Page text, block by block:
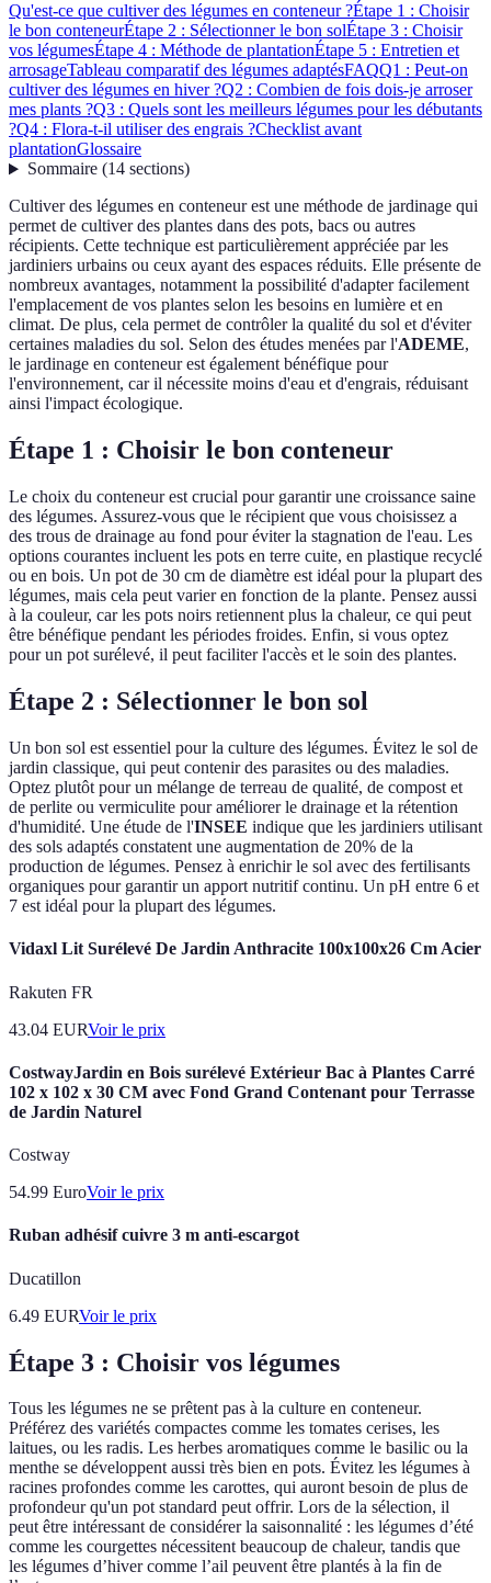
Qu'est-ce que cultiver des légumes en conteneur ?Étape 1 : Choisir
le bon conteneurÉtape 2 : Sélectionner le bon solÉtape 3 : Choisir
vos légumesÉtape 4 : Méthode de plantationÉtape 5 : Entretien et
arrosageTableau comparatif des légumes adaptésFAQQ1 : Peut-on
cultiver des légumes en hiver ?Q2 : Combien de fois dois-je arroser
mes plants ?Q3 : Quels sont les meilleurs légumes pour les débutants
?Q4 : Flora-t-il utiliser des engrais ?Checklist avant
plantationGlossaire
Sommaire(14 sections)
Cultiver des légumes en conteneur est une méthode de jardinage qui
permet de cultiver des plantes dans des pots, bacs ou autres
récipients. Cette technique est particulièrement appréciée par les
jardiniers urbains ou ceux ayant des espaces réduits. Elle présente de
nombreux avantages, notamment la possibilité d'adapter facilement
l'emplacement de vos plantes selon les besoins en lumière et en
climat. De plus, cela permet de contrôler la qualité du sol et d'éviter
certaines maladies du sol. Selon des études menées par l'ADEME,
le jardinage en conteneur est également bénéfique pour
l'environnement, car il nécessite moins d'eau et d'engrais, réduisant
ainsi l'impact écologique.
Étape 1 : Choisir le bon conteneur
Le choix du conteneur est crucial pour garantir une croissance saine
des légumes. Assurez-vous que le récipient que vous choisissez a
des trous de drainage au fond pour éviter la stagnation de l'eau. Les
options courantes incluent les pots en terre cuite, en plastique recyclé
ou en bois. Un pot de 30 cm de diamètre est idéal pour la plupart des
légumes, mais cela peut varier en fonction de la plante. Pensez aussi
à la couleur, car les pots noirs retiennent plus la chaleur, ce qui peut
être bénéfique pendant les périodes froides. Enfin, si vous optez
pour un pot surélevé, il peut faciliter l'accès et le soin des plantes.
Étape 2 : Sélectionner le bon sol
Un bon sol est essentiel pour la culture des légumes. Évitez le sol de
jardin classique, qui peut contenir des parasites ou des maladies.
Optez plutôt pour un mélange de terreau de qualité, de compost et
de perlite ou vermiculite pour améliorer le drainage et la rétention
d'humidité. Une étude de l'INSEE indique que les jardiniers utilisant
des sols adaptés constatent une augmentation de 20% de la
production de légumes. Pensez à enrichir le sol avec des fertilisants
organiques pour garantir un apport nutritif continu. Un pH entre 6 et
7 est idéal pour la plupart des légumes.
Vidaxl Lit Surélevé De Jardin Anthracite 100x100x26 Cm Acier
Rakuten FR
43.04 EURVoir le prix
CostwayJardin en Bois surélevé Extérieur Bac à Plantes Carré
102 x 102 x 30 CM avec Fond Grand Contenant pour Terrasse
de Jardin Naturel
Costway
54.99 EuroVoir le prix
Ruban adhésif cuivre 3 m anti-escargot
Ducatillon
6.49 EURVoir le prix
Étape 3 : Choisir vos légumes
Tous les légumes ne se prêtent pas à la culture en conteneur.
Préférez des variétés compactes comme les tomates cerises, les
laitues, ou les radis. Les herbes aromatiques comme le basilic ou la
menthe se développent aussi très bien en pots. Évitez les légumes à
racines profondes comme les carottes, qui auront besoin de plus de
profondeur qu'un pot standard peut offrir. Lors de la sélection, il
peut être intéressant de considérer la saisonnalité : les légumes d’été
comme les courgettes nécessitent beaucoup de chaleur, tandis que
les légumes d’hiver comme l’ail peuvent être plantés à la fin de